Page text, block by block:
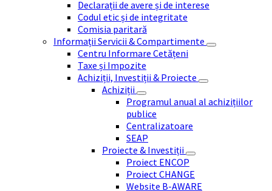
Declarații de avere și de interese
Codul etic și de integritate
Comisia paritară
Informații Servicii & Compartimente
Centru Informare Cetățeni
Taxe și Impozite
Achiziții, Investiții & Proiecte
Achiziții
Programul anual al achizițiilor
publice
Centralizatoare
SEAP
Proiecte & Investiții
Proiect ENCOP
Proiect CHANGE
Website B-AWARE